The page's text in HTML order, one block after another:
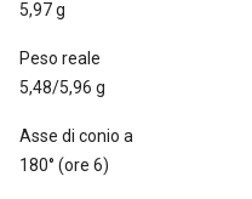
5,97 g
Peso reale
5,48/5,96 g
Asse di conio a
180° (ore 6)